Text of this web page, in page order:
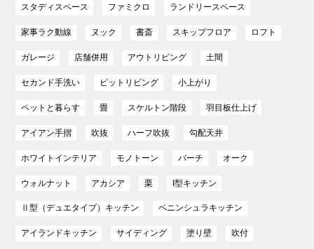
スタディスペース ファミクロ ランドリースペース
家事ラク動線 ヌック 書斎 スキップフロア ロフト
ガレージ 店舗併用 アウトリビング 土間
セカンド手洗い ピットリビング 小上がり
ペットと暮らす 畳 スケルトン階段 羽目板仕上げ
アイアン手摺 吹抜 ハーフ吹抜 勾配天井
ホワイトインテリア モノトーン バーチ オーク
ウォルナット アカシア 栗 I型キッチン
Ⅱ型（デュエタイプ）キッチン ペニンシュラキッチン
アイランドキッチン サイディング 塗り壁 吹付